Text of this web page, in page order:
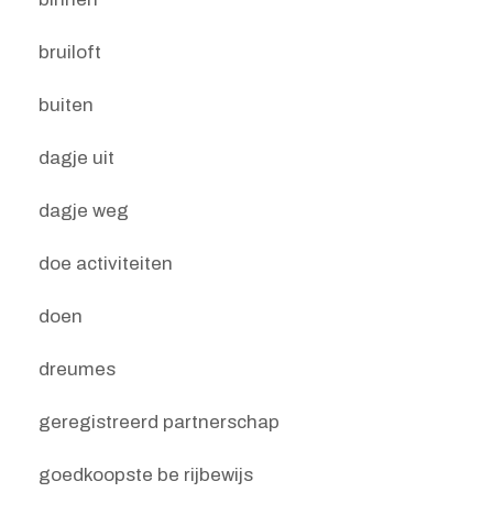
bruiloft
buiten
dagje uit
dagje weg
doe activiteiten
doen
dreumes
geregistreerd partnerschap
goedkoopste be rijbewijs